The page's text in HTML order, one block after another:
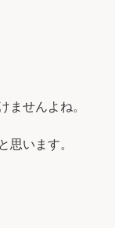
ませんよね。
思います。